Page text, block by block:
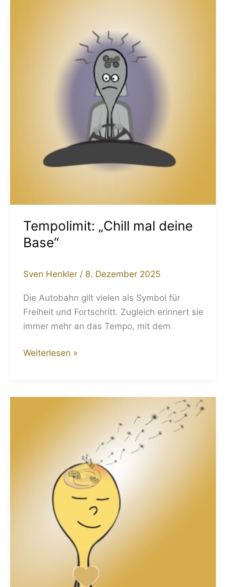
Tempolimit: „Chill mal deine
Base“
Sven Henkler / 8. Dezember 2025
Die Autobahn gilt vielen als Symbol für
Freiheit und Fortschritt. Zugleich erinnert sie
immer mehr an das Tempo, mit dem
Weiterlesen »